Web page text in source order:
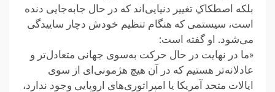
بلکه اصطکاکِ تغییر دنیایی‌اند که در حال جابه‌جایی دنده
است، سیستمی که هنگام تنظیم خودش دچار ساییدگی
می‌شود. او گفته است:‏
«‎ما در نهایت در حال حرکت به‌سوی جهانی متعادل‌تر و
عادلانه‌تر هستیم که در آن هیچ هژمونی‌ای از سوی
‏ایالات متحد آمریکا یا امپراتوری‌های اروپایی وجود ندارد،